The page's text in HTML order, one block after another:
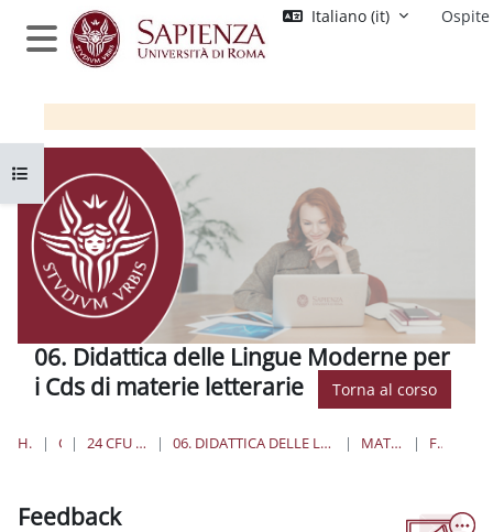
Vai al contenuto principale
Pannello laterale
Italiano ‎(it)‎ Ospite
06. Didattica delle Lingue Moderne per
i Cds di materie letterarie
Torna al corso
HOME CORSI 24 CFU PER L'INSEGNAMENTO 06. DIDATTICA DELLE LINGUE MODERNE PER I CDS DI MATERIE LETTERARIE MATERIALE DIDATTICO FEEDBACK
Apri indice del corso
Feedback